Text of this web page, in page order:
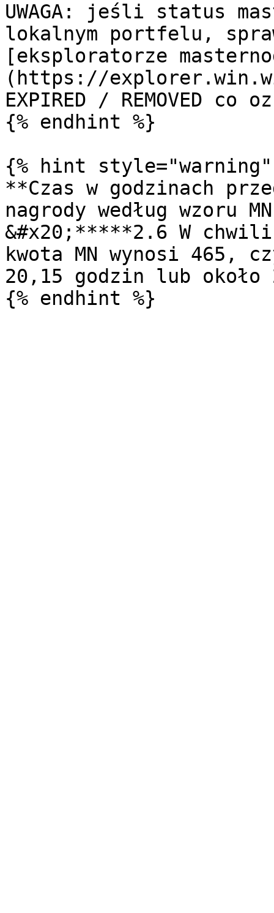
UWAGA: jeśli status
lokalnym portfelu,
[eksploratorze
(https://
EXPIRED / REMOVED
{% endhint %}
{% hint style="warning"
**Czas w godzinach
nagrody według wzoru
&#x20;*****2.6 W
kwota MN wynosi 465,
20,15 godzin lub